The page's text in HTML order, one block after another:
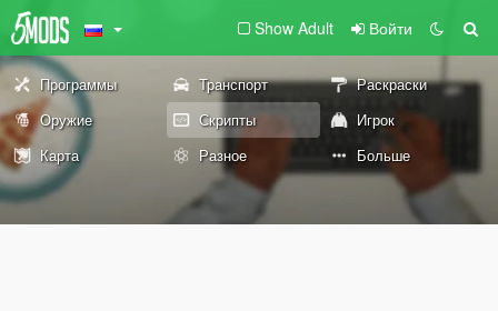
Show Adult Войти
Программы Транспорт
Раскраски
Оружие
Скрипты
Игрок
Карта
Разное Больше